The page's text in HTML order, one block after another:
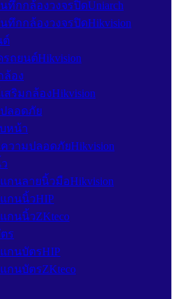
ทึกกล้องวงจรปิดUniarch
ทึกกล้องวงจรปิดHikvision
ต์
ถยนต์Hikvision
ล้อง
ริมกล้องHikvision
ลอดภัย
หน้า
วามปลอดภัยHikvision
กนลายนิ้วมือHikvision
กนนิ้วHIP
กนนิ้วZKteco
ร
กนบัตรHIP
กนบัตรZKteco